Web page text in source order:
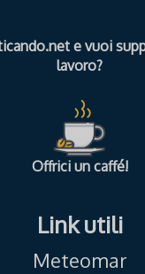
e vuoi
lavoro?
Offrici un caffé!
Link utili
Meteomar